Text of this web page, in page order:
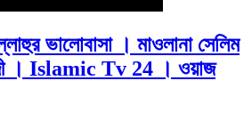
ভালোবাসা । মাওলানা সেলিম
। Islamic Tv 24 । ওয়াজ